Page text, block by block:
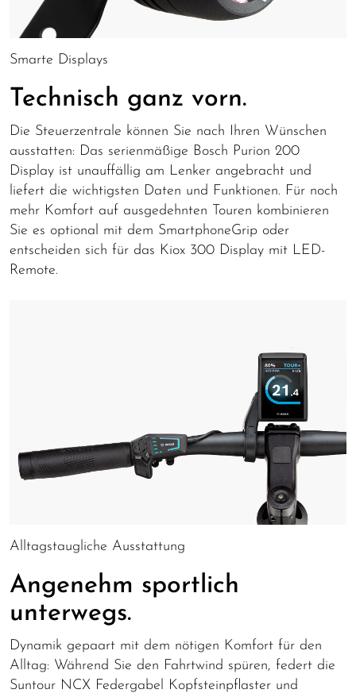
Smarte Displays
Technisch ganz vorn.
Die Steuerzentrale können Sie nach Ihren Wünschen
ausstatten: Das serienmäßige Bosch Purion 200
Display ist unauffällig am Lenker angebracht und
liefert die wichtigsten Daten und Funktionen. Für noch
mehr Komfort auf ausgedehnten Touren kombinieren
Sie es optional mit dem SmartphoneGrip oder
entscheiden sich für das Kiox 300 Display mit LED-
Remote.
Alltagstaugliche Ausstattung
Angenehm sportlich
unterwegs.
Dynamik gepaart mit dem nötigen Komfort für den
Alltag: Während Sie den Fahrtwind spüren, federt die
Suntour NCX Federgabel Kopfsteinpflaster und